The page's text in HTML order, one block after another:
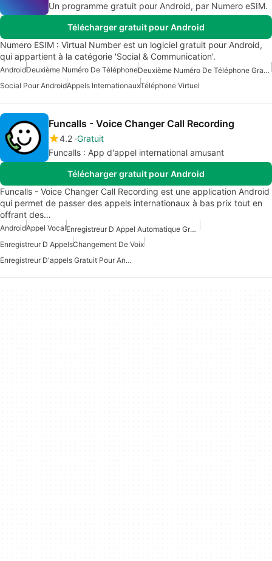
Un programme gratuit pour Android, par Numero eSIM.
Télécharger gratuit pour Android
Numero ESIM : Virtual Number est un logiciel gratuit pour Android,
qui appartient à la catégorie 'Social & Communication'.
AndroidDeuxième Numéro De Téléphone
Deuxième Numéro De Téléphone Gratuit
Social Pour AndroidAppels InternationauxTéléphone Virtuel
Funcalls - Voice Changer Call Recording
4.2 Gratuit
Funcalls : App d'appel international amusant
Télécharger gratuit pour Android
Funcalls - Voice Changer Call Recording est une application Android
qui permet de passer des appels internationaux à bas prix tout en
offrant des…
AndroidAppel Vocal
Enregistreur D Appel Automatique Gratuit Pour Android
Enregistreur D AppelsChangement De Voix
Enregistreur D'appels Gratuit Pour Android